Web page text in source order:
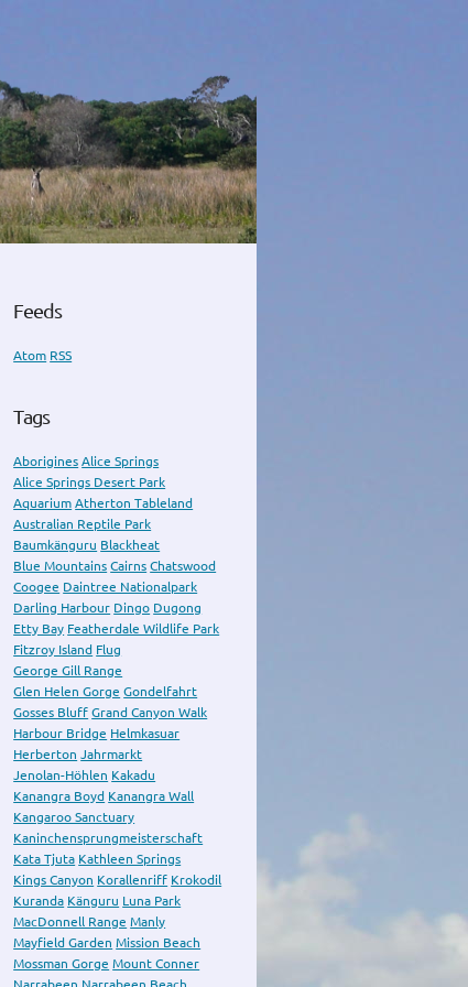
Feeds
Atom RSS
Tags
Aborigines Alice Springs
Alice Springs Desert Park
Aquarium Atherton Tableland
Australian Reptile Park
Baumkänguru Blackheat
Blue Mountains Cairns Chatswood
Coogee Daintree Nationalpark
Darling Harbour Dingo Dugong
Etty Bay Featherdale Wildlife Park
Fitzroy Island Flug
George Gill Range
Glen Helen Gorge Gondelfahrt
Gosses Bluff Grand Canyon Walk
Harbour Bridge Helmkasuar
Herberton Jahrmarkt
Jenolan-Höhlen Kakadu
Kanangra Boyd Kanangra Wall
Kangaroo Sanctuary
Kaninchensprungmeisterschaft
Kata Tjuta Kathleen Springs
Kings Canyon Korallenriff Krokodil
Kuranda Känguru Luna Park
MacDonnell Range Manly
Mayfield Garden Mission Beach
Mossman Gorge Mount Conner